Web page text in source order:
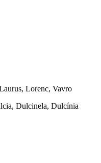
Lorenc, Vavro
Dulcinela, Dulcínia